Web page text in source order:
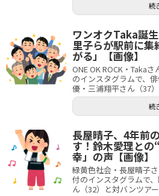
続
ワンオクTaka誕
里子らが駅前に集
がる」【画像】
ONE OK ROCK・Taka
のインスタグラムで、
優・三浦翔平さん（37
続
長屋晴子、4年前
す！鈴木愛理と
幸」の声【画像】
緑黄色社会・長屋晴子
付のインスタグラムで
ん（32）と対バンツア